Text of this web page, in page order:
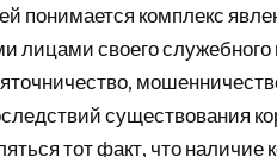
понимается комплекс
лицами своего
существования
тот факт, что наличие